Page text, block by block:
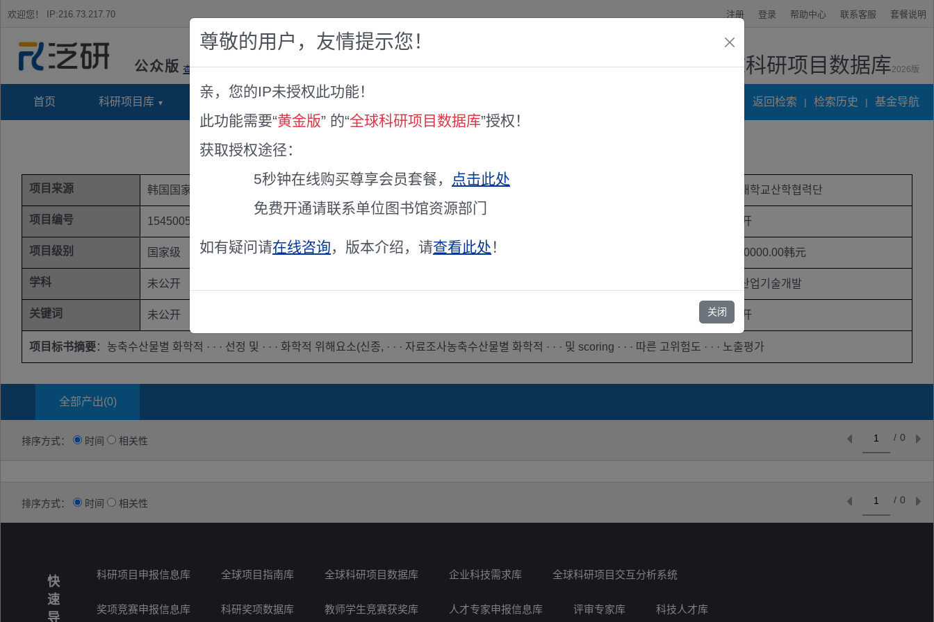
欢迎您！ IP:216.73.217.70 注册 登录 帮助中心 联系客服 套餐说明
公众版 查看说明 全球科研项目数据库2026版
首页 科研项目库 项目指南库 奖项竞赛库 返回检索 | 检索历史 | 基金导航
项目来源 韩国国家科技基金 项目主持人 장희라 호서대학교산학협력단
项目编号 1545005055 未公开
项目级别 国家级 研究期限 未知 / 未知 62000000.00韩元
学科 未公开 생명산업기술개발
关键词 未公开 未公开
项目标书摘要：농축수산물별 화학적 · · · 선정 및 · · · 화학적 위해요소(신종, · · · 자료조사농축수산물별 화학적 · · · 및 scoring · · · 따른 고위험도 · · · 노출평가
全部产出(0)
排序方式： 时间 相关性 0
/
排序方式： 时间 相关性 0
/
快
速
导
科研项目申报信息库 全球项目指南库 全球科研项目数据库 企业科技需求库 全球科研项目交互分析系统
奖项竞赛申报信息库 科研奖项数据库 教师学生竞赛获奖库 人才专家申报信息库 评审专家库 科技人才库
尊敬的用户，友情提示您！
亲，您的IP未授权此功能！
此功能需要“黄金版” 的“全球科研项目数据库”授权！
获取授权途径：
5秒钟在线购买尊享会员套餐，
点击此处
免费开通请联系单位图书馆资源部门
如有疑问请在线咨询，版本介绍，请查看此处 ！
关闭